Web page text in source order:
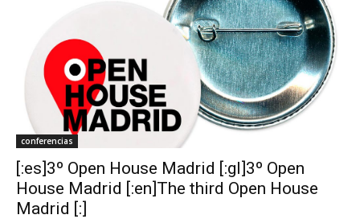
conferencias
[:es]3º Open House Madrid [:gl]3º Open
House Madrid [:en]The third Open House
Madrid [:]